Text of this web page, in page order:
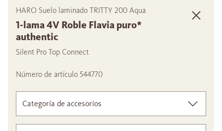
HARO Suelo laminado TRITTY 200 Aqua
1-lama 4V Roble Flavia puro*
authentic
Silent Pro Top Connect
Número de artículo 544770
Categoría de accesorios